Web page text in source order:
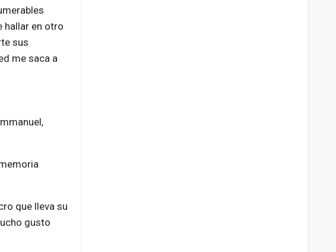
hallar en otro
sus
me saca a
que lleva su
gusto